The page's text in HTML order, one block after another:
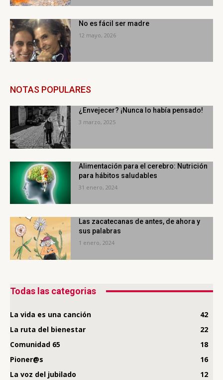
No es fácil ser madre
12 mayo, 2026
NOTAS POPULARES
¿Envejecer? ¡Nunca lo había pensado!
3 marzo, 2025
Alimentación para el cerebro: Nutrición
para hábitos saludables
31 enero, 2024
Las zacatecanas de antes, de ahora y
sus palabras
1 enero, 2024
Todas las categorias
La vida es una canción
42
La ruta del bienestar
22
Comunidad 65
18
Pioner@s
16
La voz del jubilado
12